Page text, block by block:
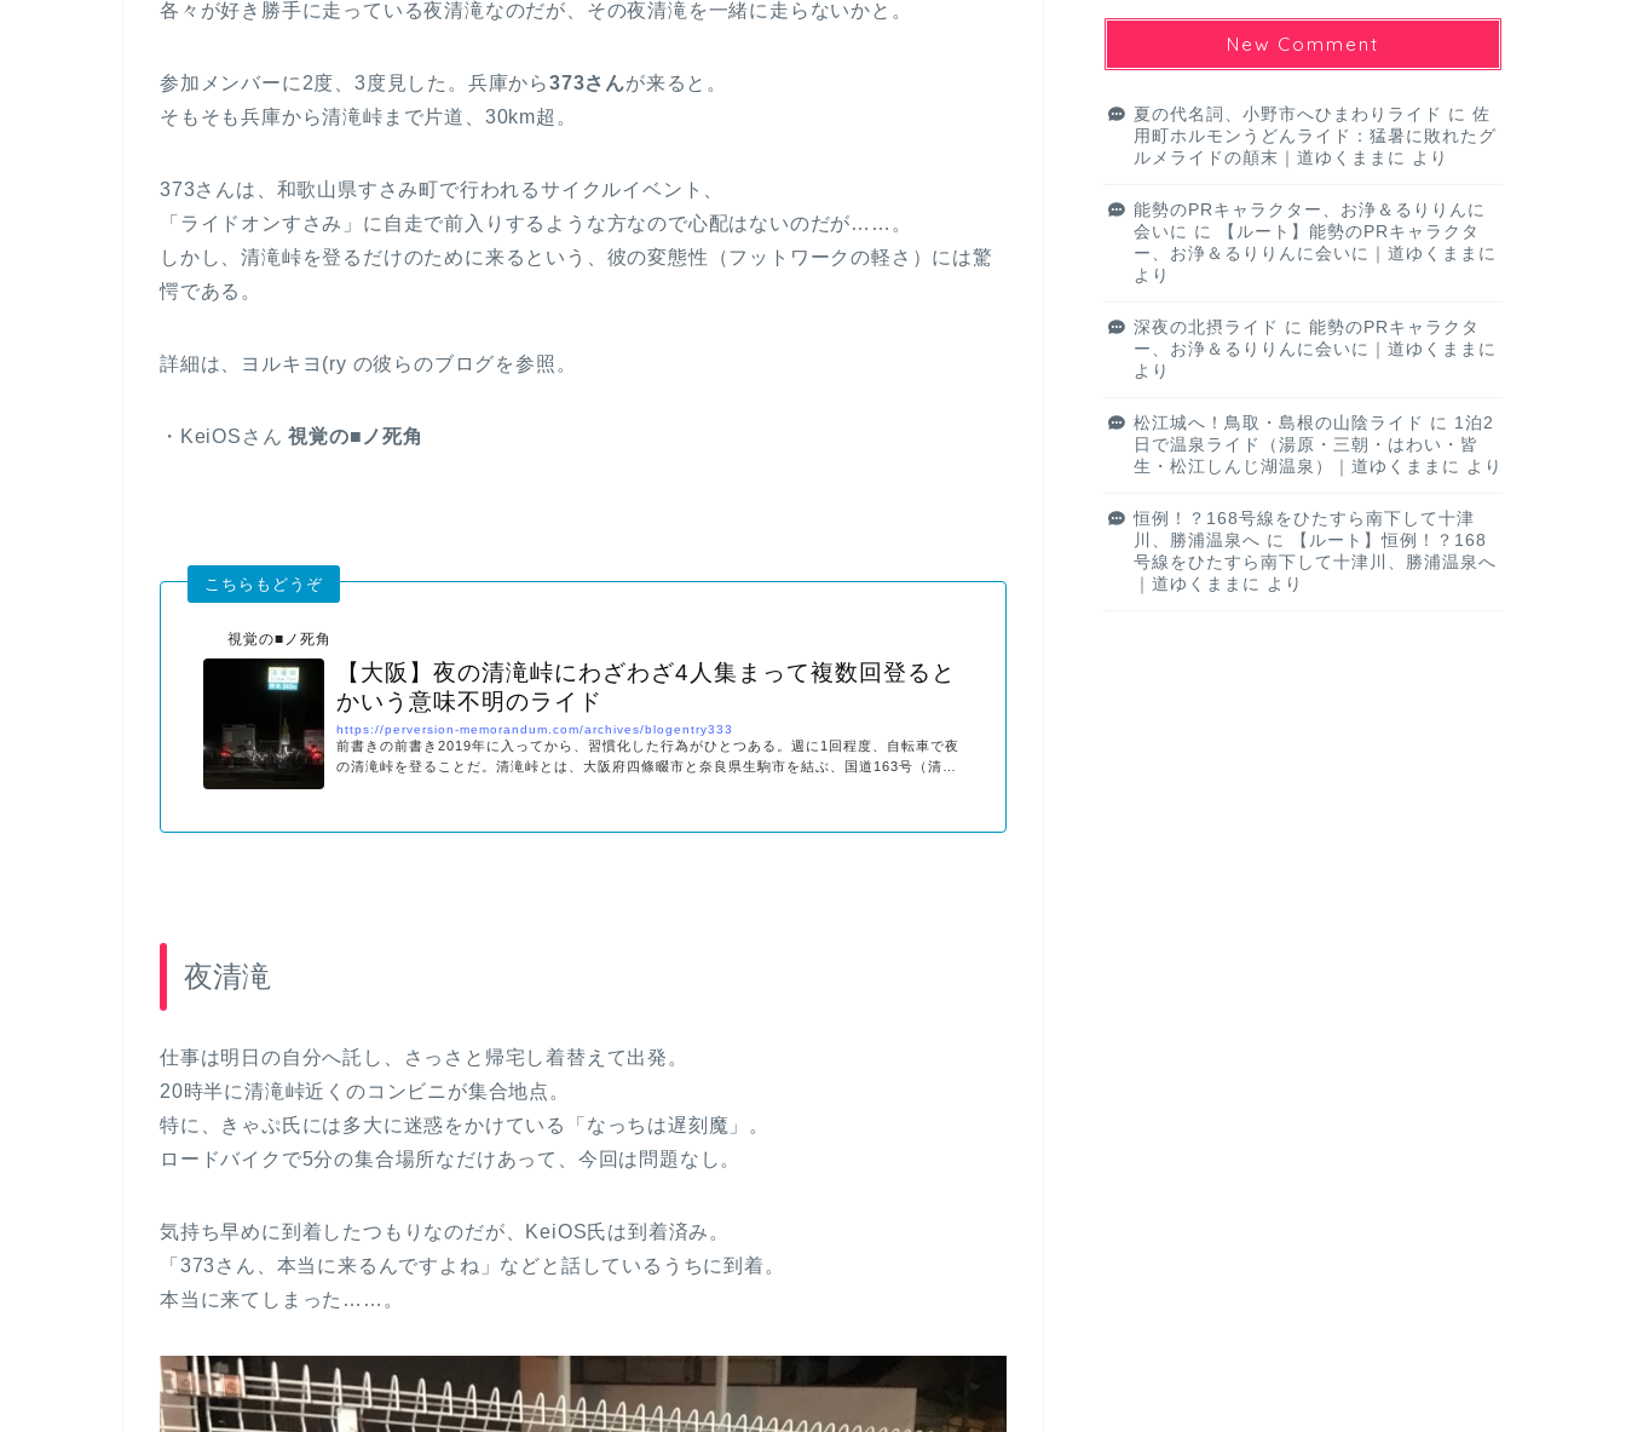
各々が好き勝手に走っている夜清滝なのだが、その夜清滝を一緒に走らないかと。
参加メンバーに2度、3度見した。兵庫から373さんが来ると。
そもそも兵庫から清滝峠まで片道、30km超。
373さんは、和歌山県すさみ町で行われるサイクルイベント、
「ライドオンすさみ」に自走で前入りするような方なので心配はないのだが……。
しかし、清滝峠を登るだけのために来るという、彼の変態性（フットワークの軽さ）には驚
愕である。
詳細は、ヨルキヨ(ry の彼らのブログを参照。
・KeiOSさん視覚の■ノ死角
視覚の■ノ死角
【大阪】夜の清滝峠にわざわざ4人集まって複数回登ると
かいう意味不明のライド
https://perversion-memorandum.com/archives/blogentry333
前書きの前書き2019年に入ってから、習慣化した行為がひとつある。週に1回程度、自転車で夜
の清滝峠を登ることだ。清滝峠とは、大阪府四條畷市と奈良県生駒市を結ぶ、国道163号（清滝
夜清滝
仕事は明日の自分へ託し、さっさと帰宅し着替えて出発。
20時半に清滝峠近くのコンビニが集合地点。
特に、きゃぷ氏には多大に迷惑をかけている「なっちは遅刻魔」。
ロードバイクで5分の集合場所なだけあって、今回は問題なし。
気持ち早めに到着したつもりなのだが、KeiOS氏は到着済み。
「373さん、本当に来るんですよね」などと話しているうちに到着。
本当に来てしまった……。
New Comment
夏の代名詞、小野市へひまわりライド に 佐
用町ホルモンうどんライド：猛暑に敗れたグ
ルメライドの顛末｜道ゆくままに より
能勢のPRキャラクター、お浄＆るりりんに
会いに に
【ルート】能勢のPRキャラクタ
ー、お浄＆るりりんに会いに｜道ゆくままに
より
深夜の北摂ライド に 能勢のPRキャラクタ
ー、お浄＆るりりんに会いに｜道ゆくままに
より
松江城へ！鳥取・島根の山陰ライド に 1泊2
日で温泉ライド（湯原・三朝・はわい・皆
生・松江しんじ湖温泉）｜道ゆくままに より
恒例！？168号線をひたすら南下して十津
川、勝浦温泉へ に
【ルート】恒例！？168
号線をひたすら南下して十津川、勝浦温泉へ
｜道ゆくままに より